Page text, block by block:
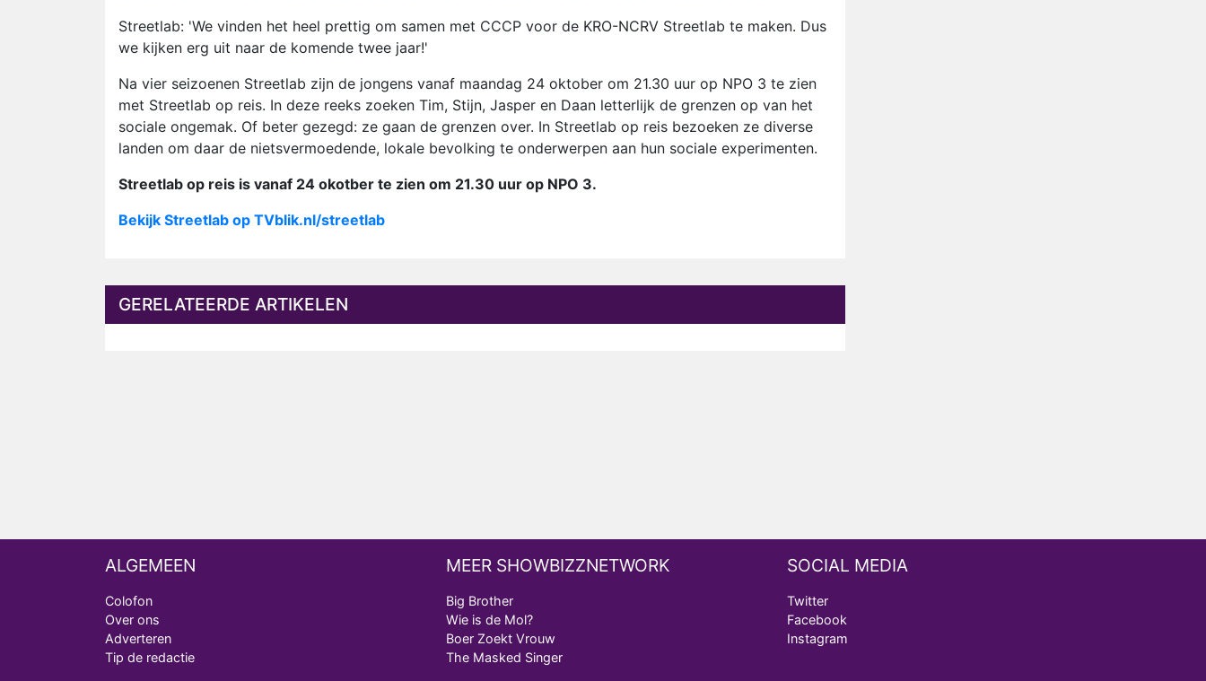
Streetlab: 'We vinden het heel prettig om samen met CCCP voor de KRO-NCRV Streetlab te maken. Dus
we kijken erg uit naar de komende twee jaar!'
Na vier seizoenen Streetlab zijn de jongens vanaf maandag 24 oktober om 21.30 uur op NPO 3 te zien
met Streetlab op reis. In deze reeks zoeken Tim, Stijn, Jasper en Daan letterlijk de grenzen op van het
sociale ongemak. Of beter gezegd: ze gaan de grenzen over. In Streetlab op reis bezoeken ze diverse
landen om daar de nietsvermoedende, lokale bevolking te onderwerpen aan hun sociale experimenten.
Streetlab op reis is vanaf 24 okotber te zien om 21.30 uur op NPO 3.
Bekijk Streetlab op TVblik.nl/streetlab
GERELATEERDE ARTIKELEN
ALGEMEEN
Colofon
Over ons
Adverteren
Tip de redactie
MEER SHOWBIZZNETWORK
Big Brother
Wie is de Mol?
Boer Zoekt Vrouw
The Masked Singer
SOCIAL MEDIA
Twitter
Facebook
Instagram